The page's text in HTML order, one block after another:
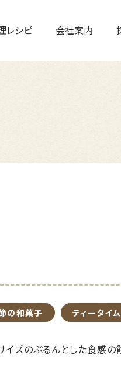
レシピ 会社案内
の和菓子 ティータイ
イズのぷるんとした食感の